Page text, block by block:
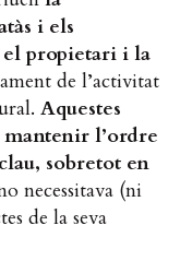
i els
el propietari i la
de l’activitat
Aquestes
l’ordre
sobretot en
necessitava (ni
de la seva